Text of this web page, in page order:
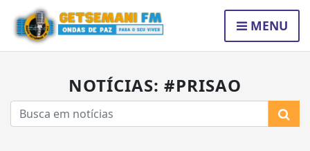
MENU
NOTÍCIAS: #PRISAO